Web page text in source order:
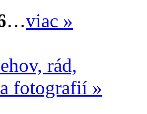
…viac »
rád,
fotografií »